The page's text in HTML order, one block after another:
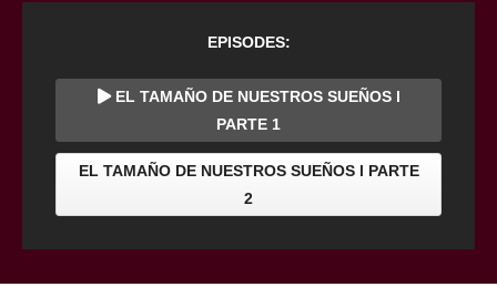
EPISODES:
EL TAMAÑO DE NUESTROS SUEÑOS l
PARTE 1
EL TAMAÑO DE NUESTROS SUEÑOS l PARTE
2